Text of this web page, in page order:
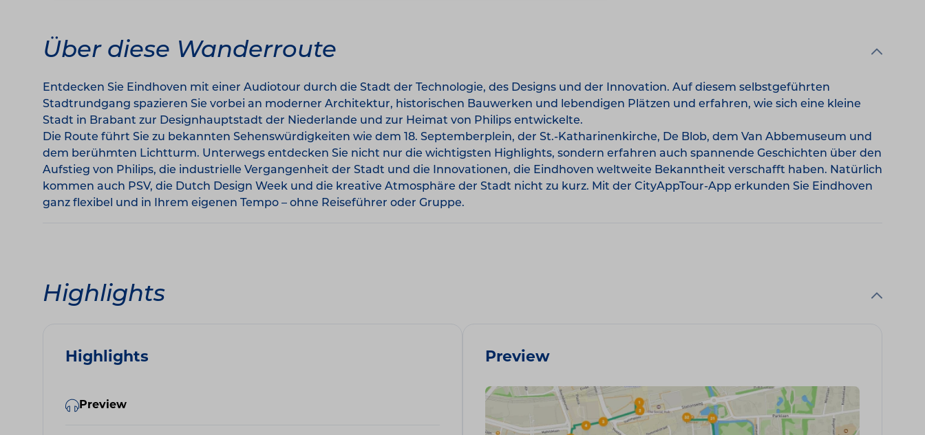
Über diese Wanderroute
Entdecken Sie Eindhoven mit einer Audiotour durch die Stadt der Technologie, des Designs und der Innovation. Auf diesem selbstgeführten
Stadtrundgang spazieren Sie vorbei an moderner Architektur, historischen Bauwerken und lebendigen Plätzen und erfahren, wie sich eine kleine
Stadt in Brabant zur Designhauptstadt der Niederlande und zur Heimat von Philips entwickelte.
Die Route führt Sie zu bekannten Sehenswürdigkeiten wie dem 18. Septemberplein, der St.-Katharinenkirche, De Blob, dem Van Abbemuseum und
dem berühmten Lichtturm. Unterwegs entdecken Sie nicht nur die wichtigsten Highlights, sondern erfahren auch spannende Geschichten über den
Aufstieg von Philips, die industrielle Vergangenheit der Stadt und die Innovationen, die Eindhoven weltweite Bekanntheit verschafft haben. Natürlich
kommen auch PSV, die Dutch Design Week und die kreative Atmosphäre der Stadt nicht zu kurz. Mit der CityAppTour-App erkunden Sie Eindhoven
ganz flexibel und in Ihrem eigenen Tempo – ohne Reiseführer oder Gruppe.
Highlights
Highlights
Preview
Preview